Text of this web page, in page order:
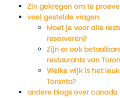
Zin gekregen om te
veel gestelde vragen
Moet je voor alle
reserveren?
Zijn er ook
restaurants van
Welke wijk is het
Toronto?
andere blogs over canada